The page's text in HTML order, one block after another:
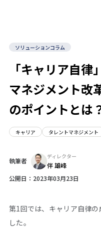
ソリューションコラム
「キャリア自
マネジメント改
のポイントとは
キャリア タレントマネジメント
公開日： 2023年03月23日
執筆者
ディレクター
伴 雄峰
第1回では、キャリア自律
した。